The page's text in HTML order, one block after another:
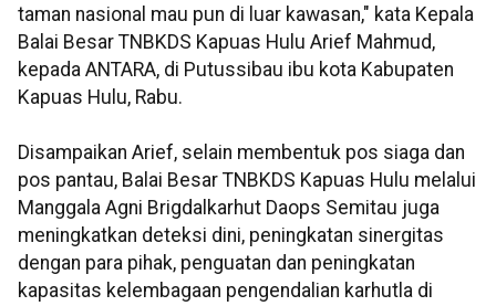
taman nasional mau pun di luar kawasan," kata Kepala
Balai Besar TNBKDS Kapuas Hulu Arief Mahmud,
kepada ANTARA, di Putussibau ibu kota Kabupaten
Kapuas Hulu, Rabu.
Disampaikan Arief, selain membentuk pos siaga dan
pos pantau, Balai Besar TNBKDS Kapuas Hulu melalui
Manggala Agni Brigdalkarhut Daops Semitau juga
meningkatkan deteksi dini, peningkatan sinergitas
dengan para pihak, penguatan dan peningkatan
kapasitas kelembagaan pengendalian karhutla di